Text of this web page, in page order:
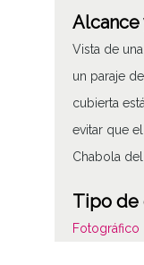
Vista de
un paraje
cubierta
evitar que
Chabola
Tipo de
Fotográfico